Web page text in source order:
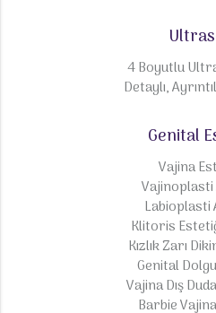
4 Boyutlu
Detaylı,
Genital
Vajina
Labioplasti
Klitoris
Kızlık Zarı
Genital
Vajina Dış
Barbie